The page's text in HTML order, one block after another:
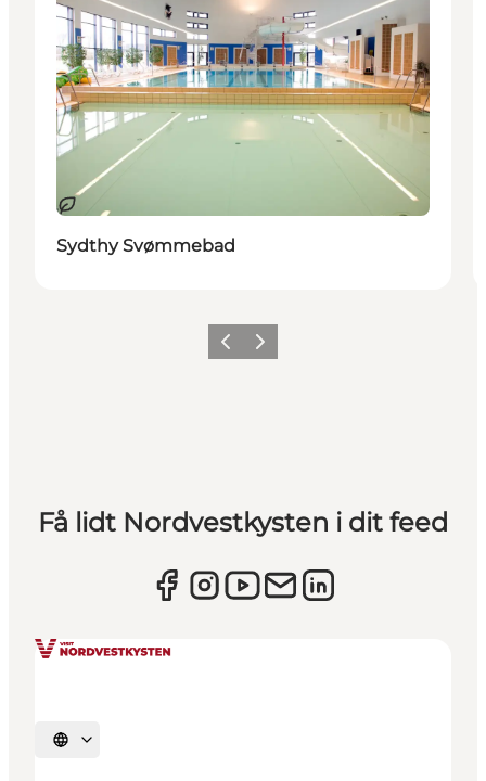
Bæredygtige oplevelser
Sydthy Svømmebad
ForrigeNæste
Få lidt Nordvestkysten i dit feed
Vælg sprog